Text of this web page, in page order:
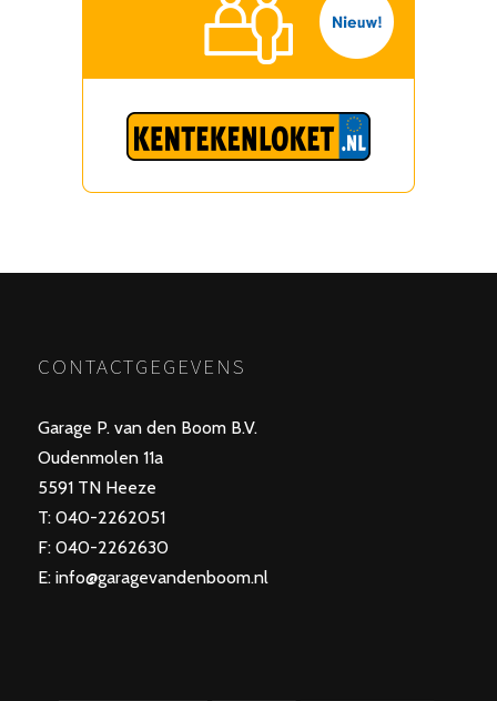
CONTACTGEGEVENS
Garage P. van den Boom B.V.
Oudenmolen 11a
5591 TN Heeze
T: 040-2262051
F: 040-2262630
E: info@garagevandenboom.nl